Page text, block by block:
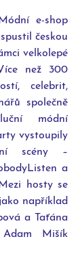
e-shop
českou
velkolepé
než 300
celebrit,
společně
módní
vystoupily
scény –
a
hosty se
například
a Taťána
Mišík